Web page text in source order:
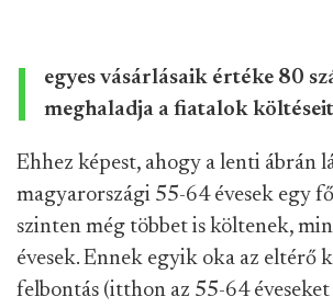
egyes vásárlásaik értéke 80
meghaladja a fiatalok
Ehhez képest, ahogy a lenti ábrán
magyarországi 55-64 évesek egy
szinten még többet is költenek,
évesek. Ennek egyik oka az eltérő
felbontás (itthon az 55-64